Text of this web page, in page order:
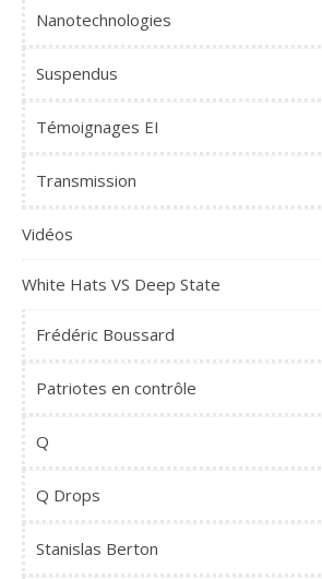
Nanotechnologies
Suspendus
Témoignages EI
Transmission
Vidéos
White Hats VS Deep State
Frédéric Boussard
Patriotes en contrôle
Q
Q Drops
Stanislas Berton